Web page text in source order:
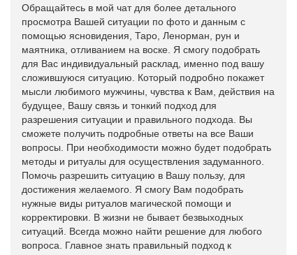
Обращайтесь в мой чат для более детального
просмотра Вашей ситуации по фото и данным с
помощью ясновидения, Таро, Ленорман, рун и
маятника, отливанием на воске. Я смогу подобрать
для Вас индивидуальный расклад, именно под вашу
сложившуюся ситуацию. Который подробно покажет
мысли любимого мужчины, чувства к Вам, действия на
будущее, Вашу связь и тонкий подход для
разрешения ситуации и правильного подхода. Вы
сможете получить подробные ответы на все Ваши
вопросы. При необходимости можно будет подобрать
методы и ритуалы для осуществления задуманного.
Помочь разрешить ситуацию в Вашу пользу, для
достижения желаемого. Я смогу Вам подобрать
нужные виды ритуалов магической помощи и
корректировки. В жизни не бывает безвыходных
ситуаций. Всегда можно найти решение для любого
вопроса. Главное знать правильный подход к